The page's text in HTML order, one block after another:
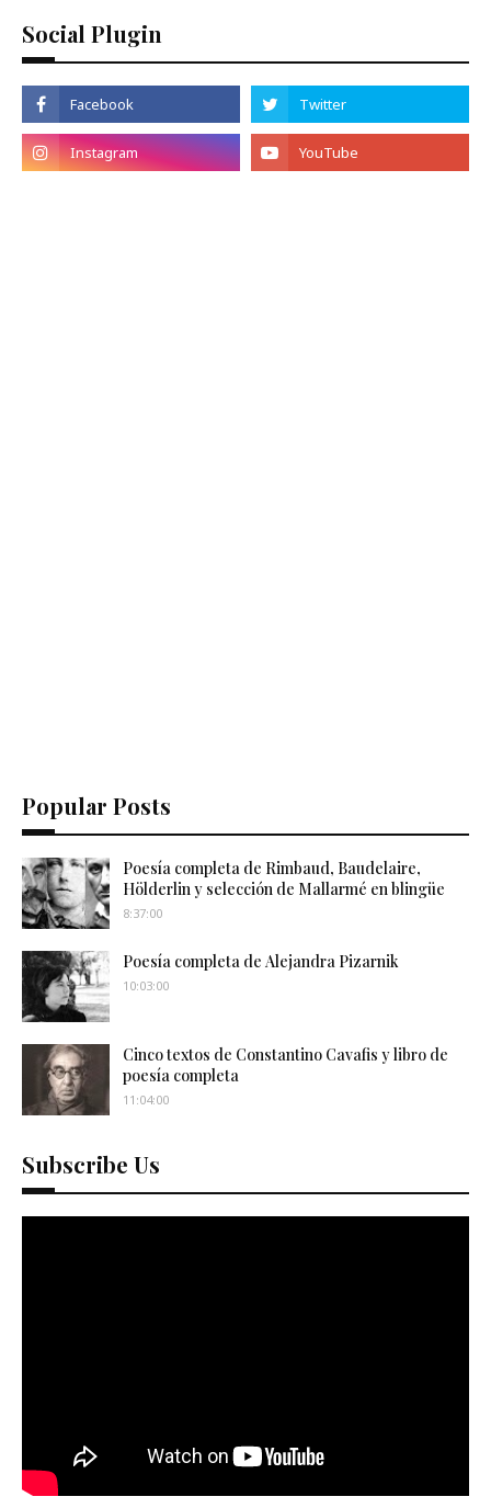
Social Plugin
Popular Posts
Poesía completa de Rimbaud, Baudelaire,
Hölderlin y selección de Mallarmé en blingüe
8:37:00
Poesía completa de Alejandra Pizarnik
10:03:00
Cinco textos de Constantino Cavafis y libro de
poesía completa
11:04:00
Subscribe Us